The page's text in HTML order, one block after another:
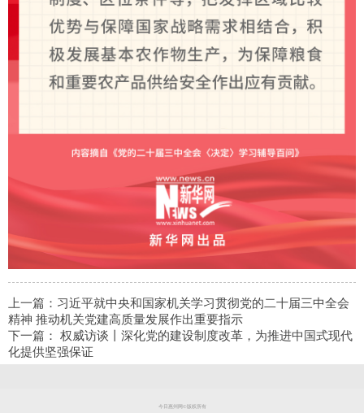
上一篇： 习近平就中央和国家机关学习贯彻党的二十届三中全会
精神 推动机关党建高质量发展作出重要指示
下一篇： 权威访谈丨深化党的建设制度改革，为推进中国式现代
化提供坚强保证
今日惠州网©版权所有